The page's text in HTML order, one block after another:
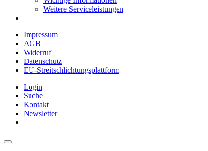
Weitere Serviceleistungen
Impressum
AGB
Widerruf
Datenschutz
EU-Streitschlichtungsplattform
Login
Suche
Kontakt
Newsletter